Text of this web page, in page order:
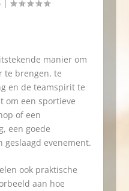
|
manier om
te brengen, te
en de teamspirit te
om een sportieve
of een
een goede
geslaagd evenement.
ook praktische
aan hoe